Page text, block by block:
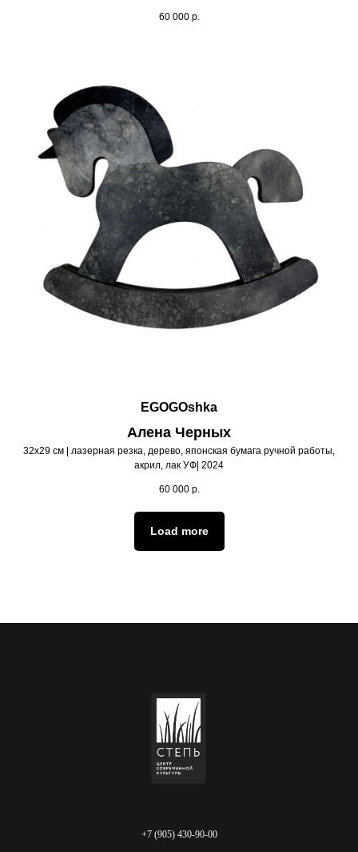
60 000 р.
EGOGOshka
Алена Черных
32х29 см | лазерная резка, дерево, японская бумага ручной работы,
акрил, лак УФ| 2024
60 000 р.
Load more
+7 (905) 430-90-00